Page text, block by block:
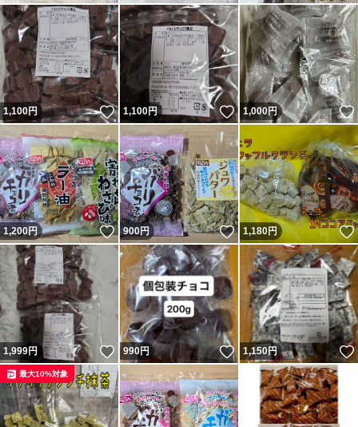
1,100円 いいね！
1,100円 いいね！
1,000円
1,200円 いいね！
900円 いいね！
1,180円
1,999円 いいね！
990円 いいね！
1,150円
最大10%対象